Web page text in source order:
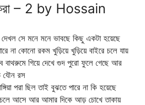
করা – 2 by Hossain
সে মনে মনে ভাবছে কিছু একটা হয়েছে
না কোনো রকম খুড়িয়ে খুড়িয়ে বাইরে চলে যায়
বাথরুমে গিয়ে দেখে গুদ পুরো ফুলে গেছে আর
যৌন রস
পরা ছিল তাই বুঝতে পারে না কি হয়েছে
আসে আর আমার দিকে আড় চোখে তাকায়